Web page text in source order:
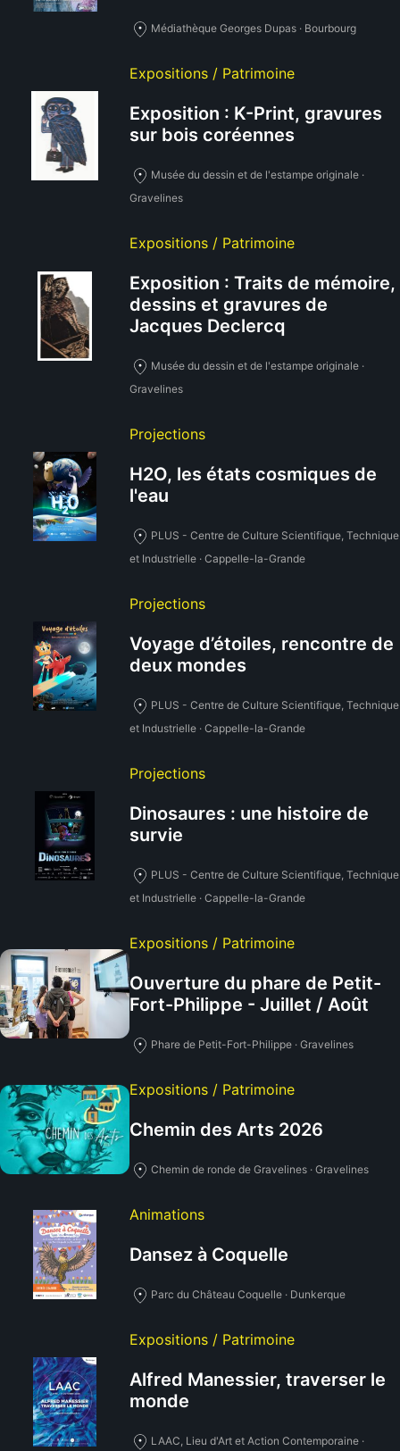
Médiathèque Georges Dupas · Bourbourg
Expositions / Patrimoine
Exposition : K-Print, gravures
sur bois coréennes
Musée du dessin et de l'estampe originale ·
Gravelines
Expositions / Patrimoine
Exposition : Traits de mémoire,
dessins et gravures de
Jacques Declercq
Musée du dessin et de l'estampe originale ·
Gravelines
Projections
H2O, les états cosmiques de
l'eau
PLUS - Centre de Culture Scientifique, Technique
et Industrielle · Cappelle-la-Grande
Projections
Voyage d’étoiles, rencontre de
deux mondes
PLUS - Centre de Culture Scientifique, Technique
et Industrielle · Cappelle-la-Grande
Projections
Dinosaures : une histoire de
survie
PLUS - Centre de Culture Scientifique, Technique
et Industrielle · Cappelle-la-Grande
Expositions / Patrimoine
Ouverture du phare de Petit-
Fort-Philippe - Juillet / Août
Phare de Petit-Fort-Philippe · Gravelines
Expositions / Patrimoine
Chemin des Arts 2026
Chemin de ronde de Gravelines · Gravelines
Animations
Dansez à Coquelle
Parc du Château Coquelle · Dunkerque
Expositions / Patrimoine
Alfred Manessier, traverser le
monde
LAAC, Lieu d'Art et Action Contemporaine ·